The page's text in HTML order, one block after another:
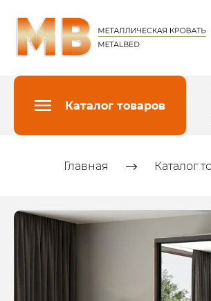
Каталог товаров
Главная Каталог